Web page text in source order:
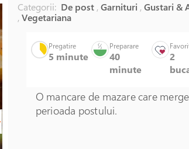
Categorii: De post , Garnituri , Gustari &
, Vegetariana
Pregatire
5 minute
Preparare
40
minute
2
O mancare de mazare care
perioada postului.